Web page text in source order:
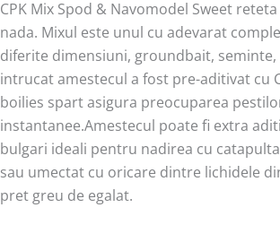
CPK Mix Spod & Navomodel Sweet
nada. Mixul este unul cu adevarat
diferite dimensiuni, groundbait,
intrucat amestecul a fost pre-aditivat cu
boilies spart asigura preocuparea
instantanee.Amestecul poate fi extra
bulgari ideali pentru nadirea cu
sau umectat cu oricare dintre lichidele
pret greu de egalat.